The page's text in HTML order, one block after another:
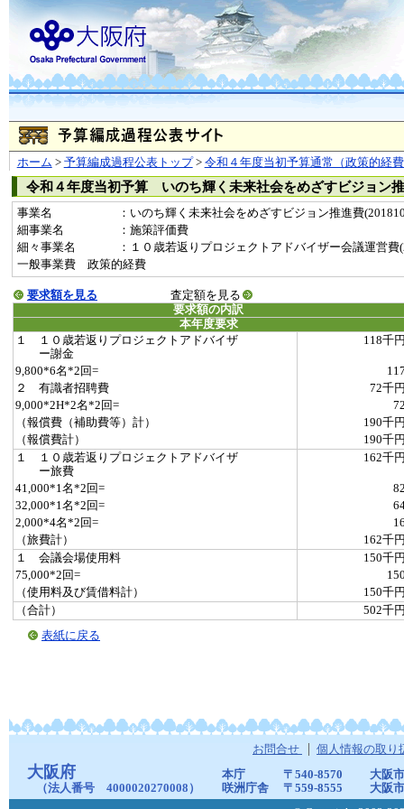
ホーム > 予算編成過程公表トップ> 令和４年度当初予算通常（政策的経
令和４年度当初予算 いのち輝く未来社会をめざすビジョン
事業名
：いのち輝く未来社会をめざすビジョン推進費
細事業名
：施策評価費
細々事業名
：１０歳若返りプロジェクトアドバイザー会議運営費
一般事業費 政策的経費
要求額を見る
査定額を見る
要求額の内訳
本年度要求
１ １０歳若返りプロジェクトアドバイザ
ー謝金
118千
9,800*6名*2回=
２ 有識者招聘費
72千
9,000*2H*2名*2回=
（報償費（補助費等）計）
190千
（報償費計）
190千
１ １０歳若返りプロジェクトアドバイザ
ー旅費
162千
41,000*1名*2回=
32,000*1名*2回=
2,000*4名*2回=
（旅費計）
162千
１ 会議会場使用料
150千
75,000*2回=
（使用料及び賃借料計）
150千
（合計）
502千
表紙に戻る
お問合せ 個人情報の取り
大阪府
（法人番号 4000020270008）
本庁 〒540-8570
大阪
咲洲庁舎
〒559-8555
大阪